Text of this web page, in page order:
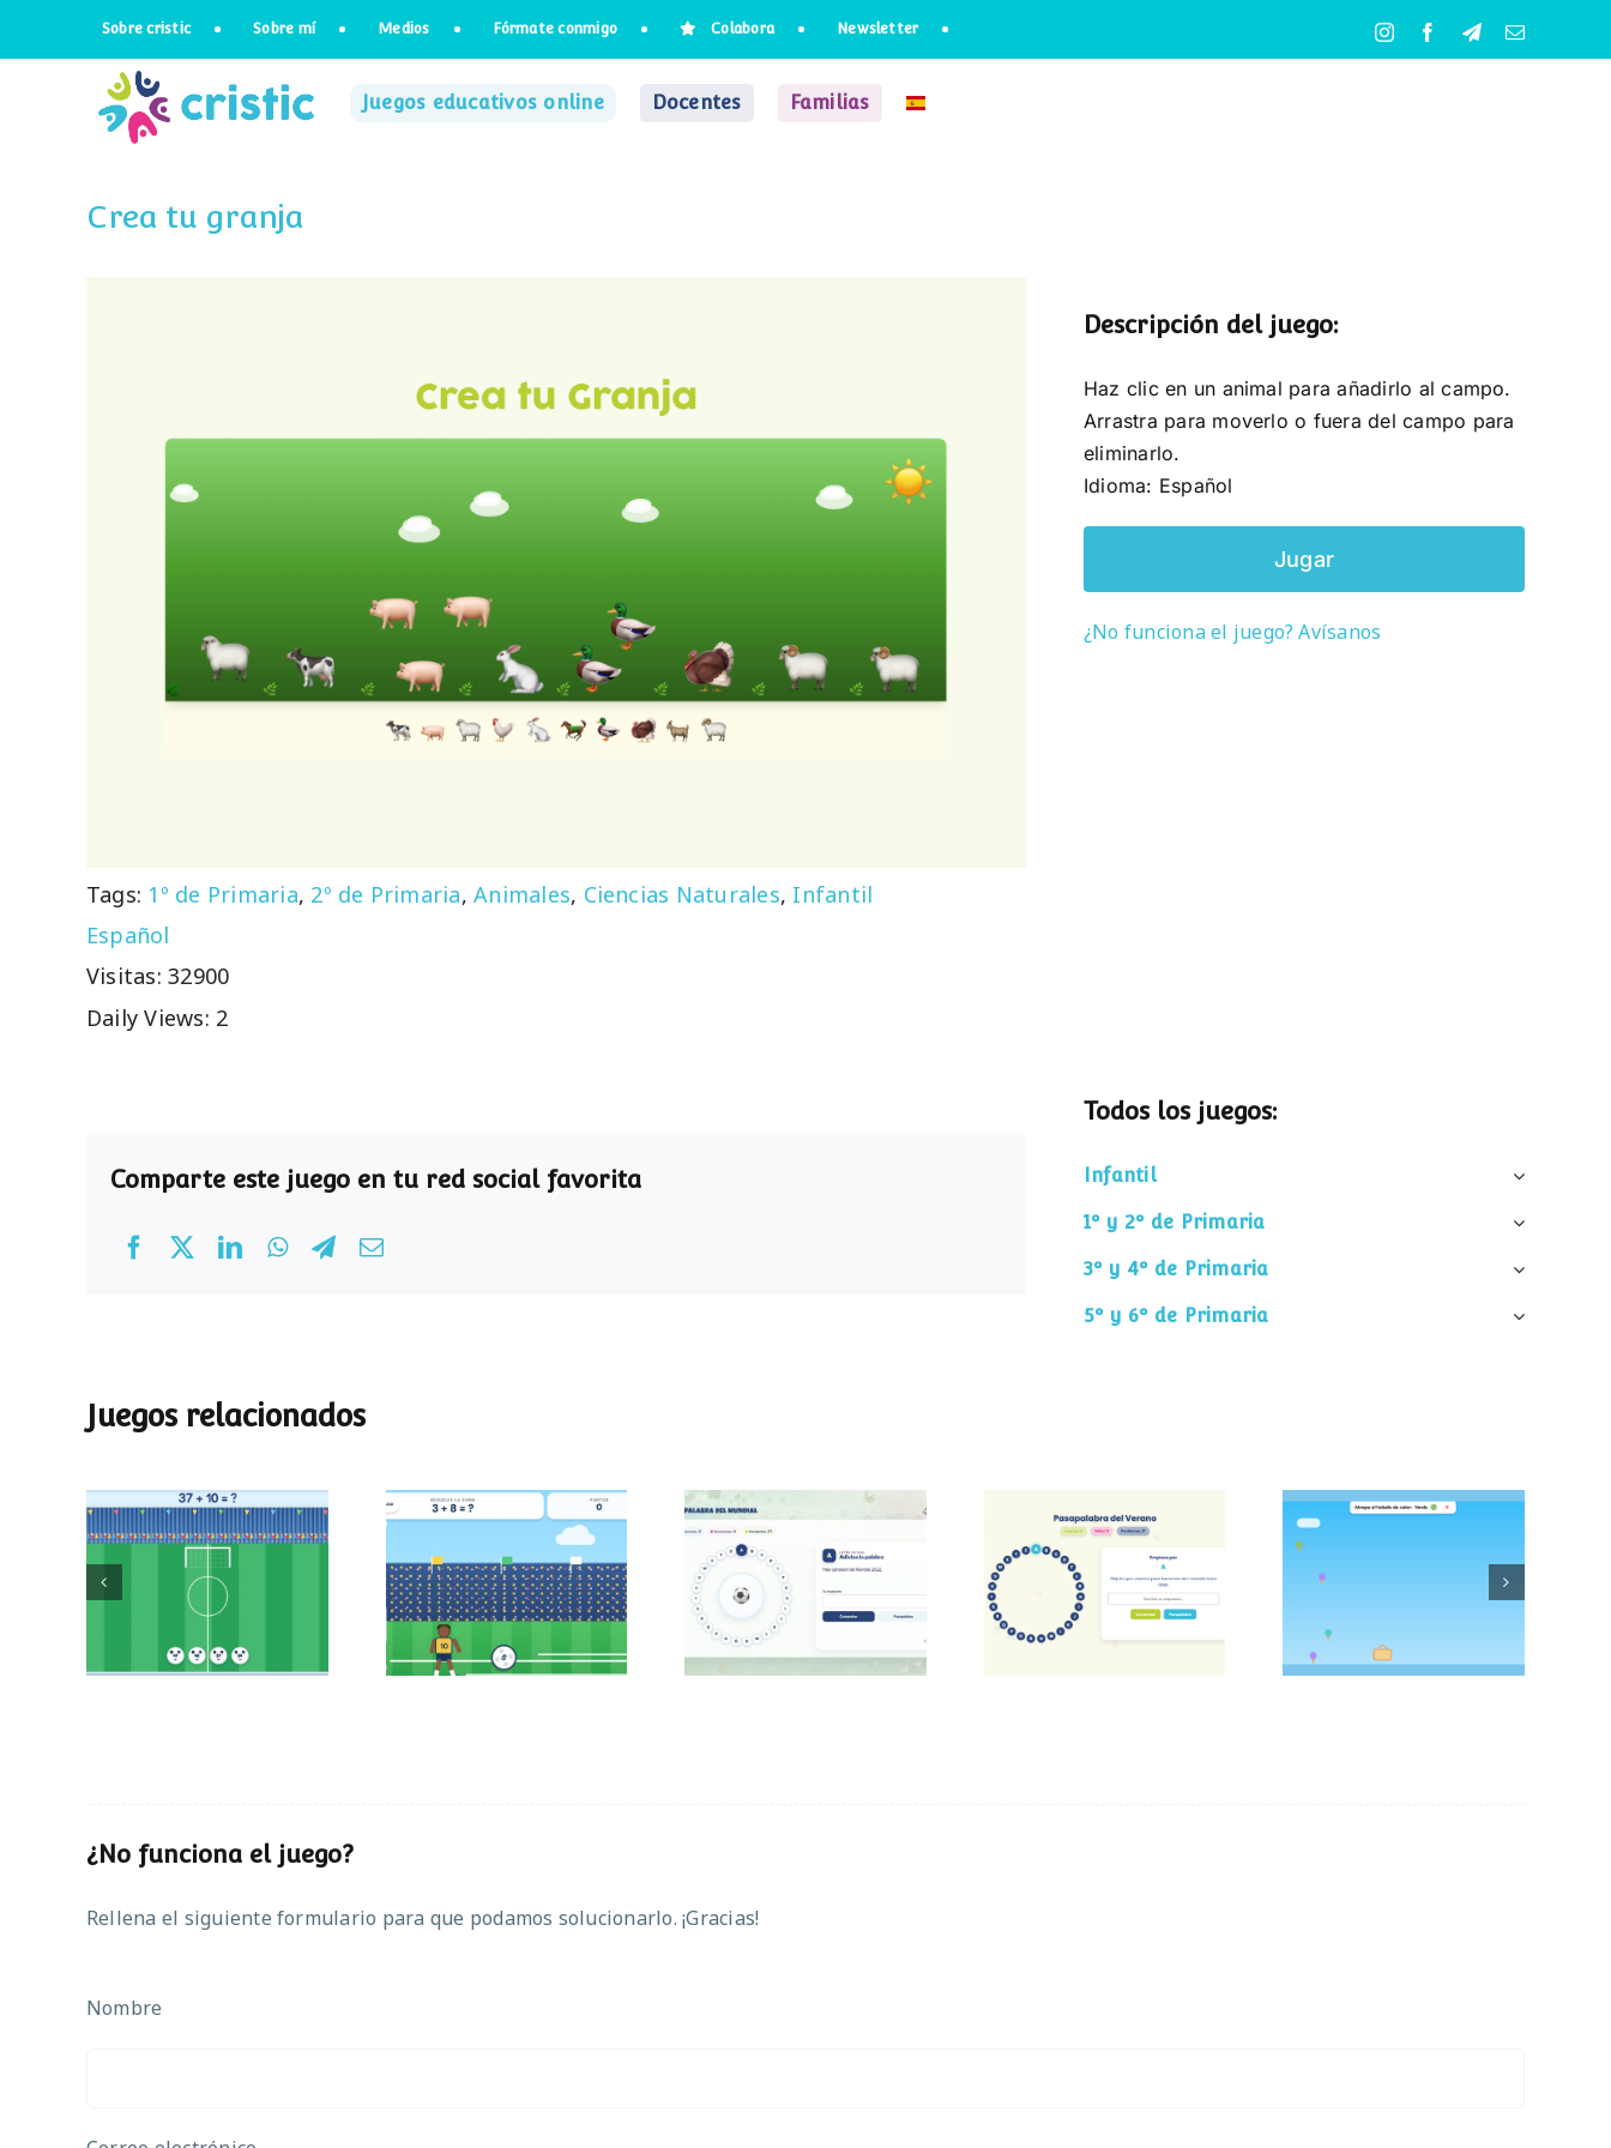
Sobre cristic Sobre mí Medios Fórmate conmigo Colabora Newsletter InstagramFacebookTelegramCorreo
Juegos educativos online Docentes Familias
Crea tu granja
Tags: 1º de Primaria, 2º de Primaria,Animales, Ciencias Naturales, Infantil
Español
Visitas: 32900
Daily Views: 2
Descripción del juego:
Haz clic en un animal para añadirlo al campo.
Arrastra para moverlo o fuera del campo para
eliminarlo.
Idioma: Español
Jugar
¿No funciona el juego? Avísanos
Comparte este juego en tu red social favorita
Todos los juegos:
Infantil
1º y 2º de Primaria
3º y 4º de Primaria
5º y 6º de Primaria
Juegos relacionados
Mundial de
operaciones
Partido de sumas
Pasapalabra del
Mundial
Pasapalabra del
verano
Atrapa el helado
¿No funciona el juego?
Rellena el siguiente formulario para que podamos solucionarlo. ¡Gracias!
Nombre